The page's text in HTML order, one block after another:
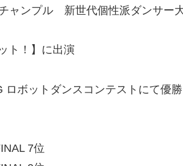
ャンプル 新世代個性派ダンサー
ト！】に出演
ロボットダンスコンテストにて優勝
7位